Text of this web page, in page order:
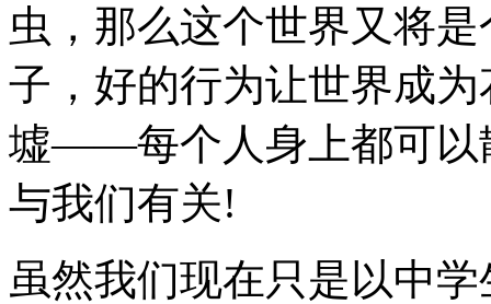
虫，那么这个世界又将
子，好的行为让世界成
墟——每个人身上都可以
与我们有关!
虽然我们现在只是以中